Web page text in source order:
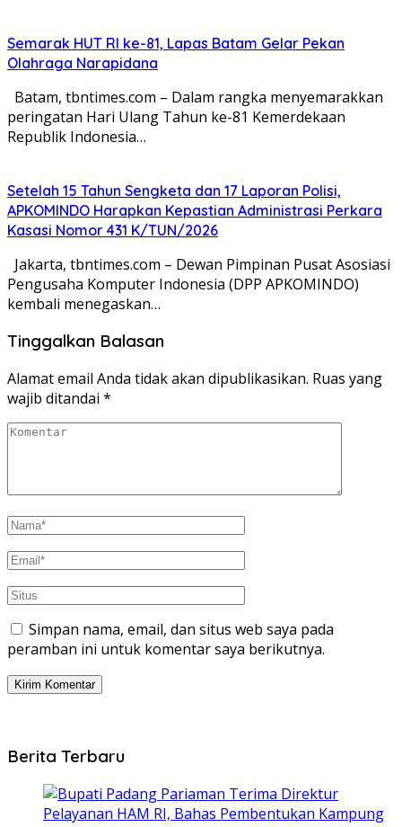
Semarak HUT RI ke-81, Lapas Batam Gelar Pekan
Olahraga Narapidana
Batam, tbntimes.com – Dalam rangka menyemarakkan
peringatan Hari Ulang Tahun ke-81 Kemerdekaan
Republik Indonesia…
Setelah 15 Tahun Sengketa dan 17 Laporan Polisi,
APKOMINDO Harapkan Kepastian Administrasi Perkara
Kasasi Nomor 431 K/TUN/2026
Jakarta, tbntimes.com – Dewan Pimpinan Pusat Asosiasi
Pengusaha Komputer Indonesia (DPP APKOMINDO)
kembali menegaskan…
Tinggalkan Balasan
Alamat email Anda tidak akan dipublikasikan. Ruas yang
wajib ditandai *
Simpan nama, email, dan situs web saya pada
peramban ini untuk komentar saya berikutnya.
Berita Terbaru